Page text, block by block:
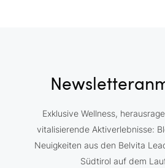
Exklusive Wellness,
vitalisierende Aktiverlebnisse:
Neuigkeiten aus den Belvita
Südtirol auf dem